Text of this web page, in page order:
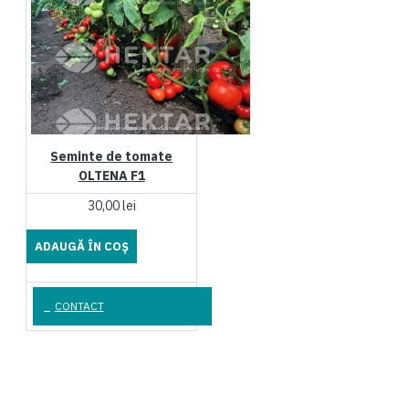
Seminte de tomate
OLTENA F1
30,00 lei
ADAUGĂ ÎN COŞ
CONTACT